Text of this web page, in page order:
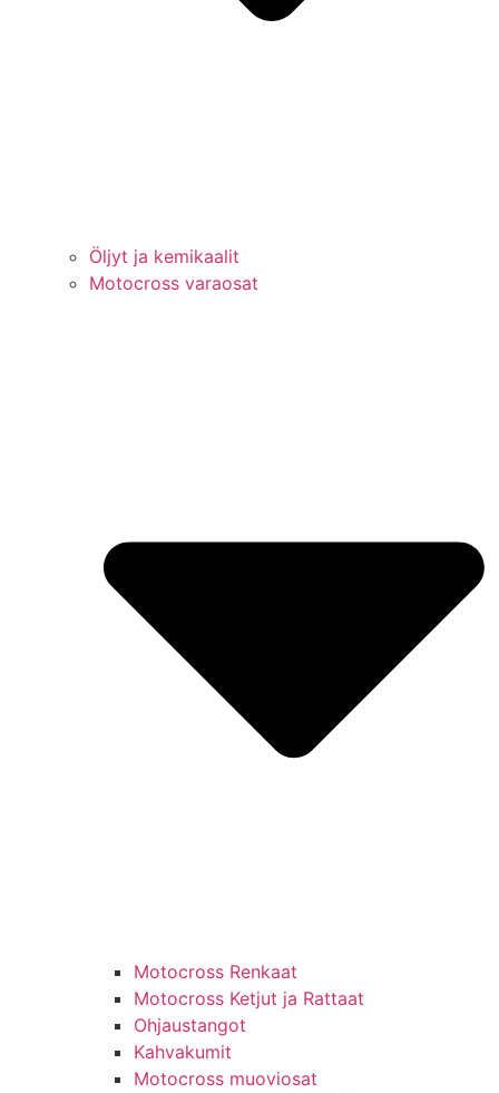
Öljyt ja kemikaalit
Motocross varaosat
Motocross Renkaat
Motocross Ketjut ja Rattaat
Ohjaustangot
Kahvakumit
Motocross muoviosat